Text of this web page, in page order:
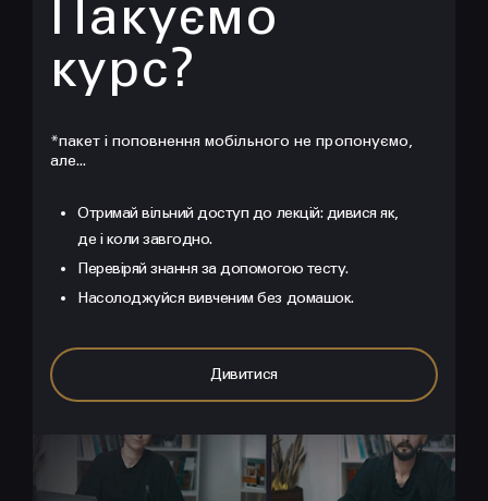
Пакуємо
курс?
*пакет і поповнення мобільного не пропонуємо,
але...
Отримай вільний доступ до лекцій: дивися як,
де і коли завгодно.
Перевіряй знання зa допомогою тесту.
Насолоджуйся вивченим без домашок.
Дивитися